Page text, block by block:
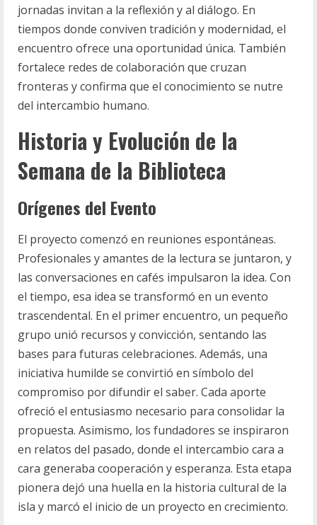
jornadas invitan a la reflexión y al diálogo. En
tiempos donde conviven tradición y modernidad, el
encuentro ofrece una oportunidad única. También
fortalece redes de colaboración que cruzan
fronteras y confirma que el conocimiento se nutre
del intercambio humano.
Historia y Evolución de la
Semana de la Biblioteca
Orígenes del Evento
El proyecto comenzó en reuniones espontáneas.
Profesionales y amantes de la lectura se juntaron, y
las conversaciones en cafés impulsaron la idea. Con
el tiempo, esa idea se transformó en un evento
trascendental. En el primer encuentro, un pequeño
grupo unió recursos y convicción, sentando las
bases para futuras celebraciones. Además, una
iniciativa humilde se convirtió en símbolo del
compromiso por difundir el saber. Cada aporte
ofreció el entusiasmo necesario para consolidar la
propuesta. Asimismo, los fundadores se inspiraron
en relatos del pasado, donde el intercambio cara a
cara generaba cooperación y esperanza. Esta etapa
pionera dejó una huella en la historia cultural de la
isla y marcó el inicio de un proyecto en crecimiento.